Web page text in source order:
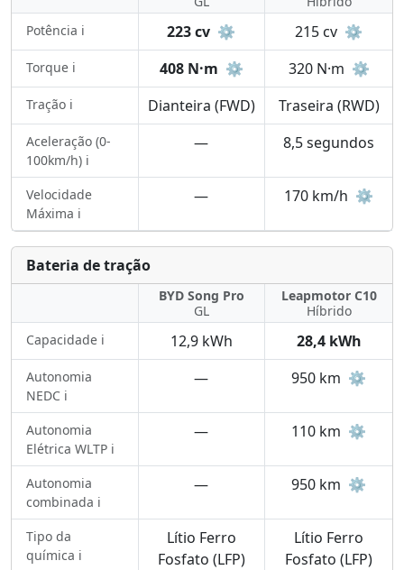
Potência ℹ️
223 cv ⚙️ 215 cv ⚙️
Torque ℹ️ 408 N·m ⚙️ 320 N·m ⚙️
Tração ℹ️ Dianteira (FWD) Traseira (RWD)
Aceleração (0-
100km/h) ℹ️
— 8,5 segundos
Velocidade
Máxima ℹ️
— 170 km/h ⚙️
Bateria de tração
BYD Song Pro
GL
Leapmotor C10
Híbrido
Capacidade ℹ️
12,9 kWh 28,4 kWh
Autonomia
NEDC ℹ️
— 950 km ⚙️
Autonomia
Elétrica WLTP ℹ️
— 110 km ⚙️
Autonomia
combinada ℹ️
— 950 km ⚙️
Tipo da
química ℹ️
Lítio Ferro
Fosfato (LFP)
Lítio Ferro
Fosfato (LFP)